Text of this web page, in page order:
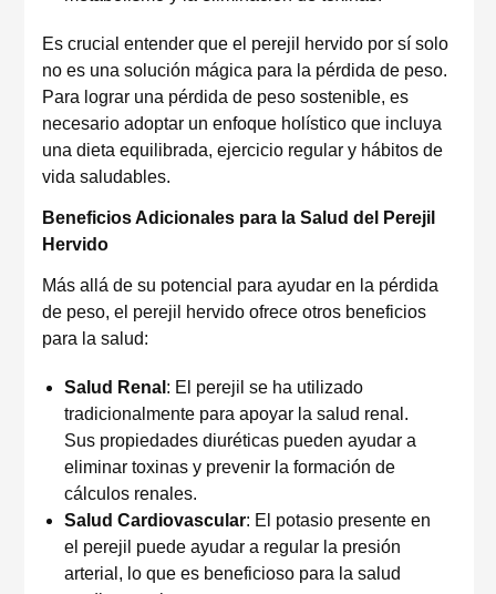
Es crucial entender que el perejil hervido por sí solo
no es una solución mágica para la pérdida de peso.
Para lograr una pérdida de peso sostenible, es
necesario adoptar un enfoque holístico que incluya
una dieta equilibrada, ejercicio regular y hábitos de
vida saludables.
Beneficios Adicionales para la Salud del Perejil
Hervido
Más allá de su potencial para ayudar en la pérdida
de peso, el perejil hervido ofrece otros beneficios
para la salud:
Salud Renal : El perejil se ha utilizado
tradicionalmente para apoyar la salud renal.
Sus propiedades diuréticas pueden ayudar a
eliminar toxinas y prevenir la formación de
cálculos renales.
Salud Cardiovascular: El potasio presente en
el perejil puede ayudar a regular la presión
arterial, lo que es beneficioso para la salud